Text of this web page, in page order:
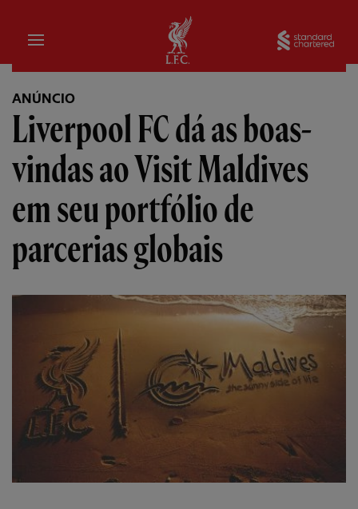
Inicial
ANÚNCIO
Liverpool FC dá as boas-
vindas ao Visit Maldives
em seu portfólio de
parcerias globais